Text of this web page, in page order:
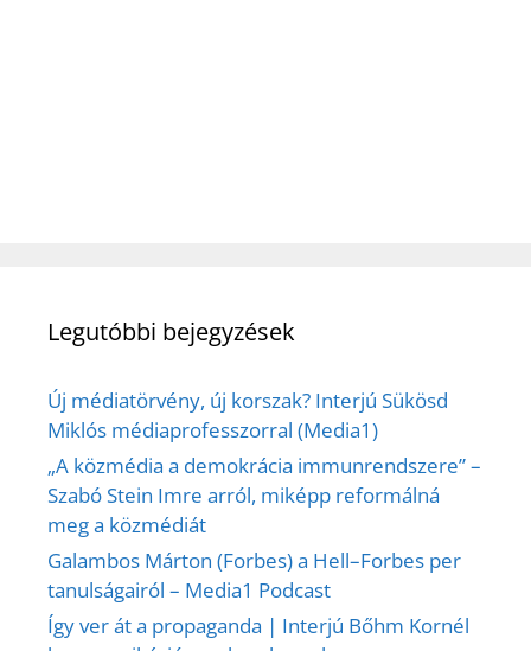
Legutóbbi bejegyzések
Új médiatörvény, új korszak? Interjú Sükösd
Miklós médiaprofesszorral (Media1)
„A közmédia a demokrácia immunrendszere” –
Szabó Stein Imre arról, miképp reformálná
meg a közmédiát
Galambos Márton (Forbes) a Hell–Forbes per
tanulságairól – Media1 Podcast
Így ver át a propaganda | Interjú Bőhm Kornél